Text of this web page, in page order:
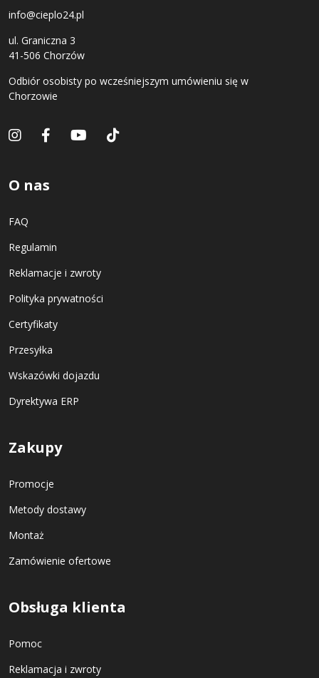
info@cieplo24.pl
ul. Graniczna 3
41-506 Chorzów
Odbiór osobisty po wcześniejszym umówieniu się w
Chorzowie
O nas
FAQ
Regulamin
Reklamacje i zwroty
Polityka prywatności
Certyfikaty
Przesyłka
Wskazówki dojazdu
Dyrektywa ERP
Zakupy
Promocje
Metody dostawy
Montaż
Zamówienie ofertowe
Obsługa klienta
Pomoc
Reklamacja i zwroty